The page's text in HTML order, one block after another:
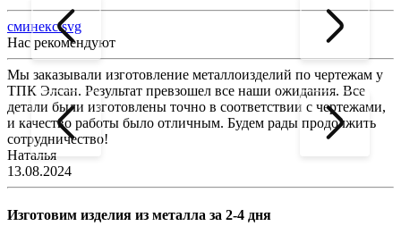
сминекс.svg
Нас рекомендуют
Мы заказывали изготовление металлоизделий по чертежам у
ТПК Элсан. Результат превзошел все наши ожидания. Все
детали были изготовлены точно в соответствии с чертежами,
и качество работы было отличным. Будем рады продолжить
сотрудничество!
Наталья
13.08.2024
Изготовим изделия из металла за 2-4 дня